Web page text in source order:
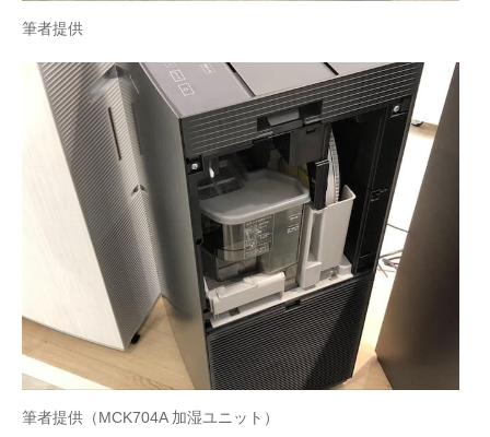
筆者提供
筆者提供（MCK704A 加湿ユニット）